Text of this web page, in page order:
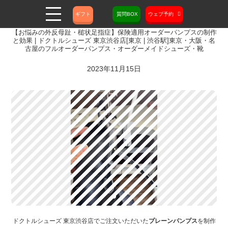
ギフト 質問BOX ウェブ予約
【お悩みの外反母趾・槌状足指症】保険適用オーダーパンプスの制作
と効果 | ドクトルシューズ 東京渋谷店[東京 | 渋谷駅]東京・大阪・名
古屋のフルオーダーパンプス・オーダーメイドシューズ・靴
2023年11月15日
ドクトルシューズ 東京渋谷店でご注文いただいたプレーンパンプスを制作